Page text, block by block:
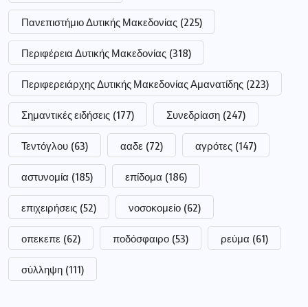
Πανεπιστήμιο Δυτικής Μακεδονίας (225)
Περιφέρεια Δυτικής Μακεδονίας (318)
Περιφερειάρχης Δυτικής Μακεδονίας Αμανατίδης (223)
Σημαντικές ειδήσεις (177) Συνεδρίαση (247)
Τεντόγλου (63) ααδε (72) αγρότες (147)
αστυνομία (185) επίδομα (186)
επιχειρήσεις (52) νοσοκομείο (62)
οπεκεπε (62) ποδόσφαιρο (53) ρεύμα (61)
σύλληψη (111)